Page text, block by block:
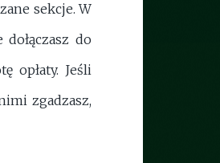
sekcje. W
do
opłaty. Jeśli
zgadzasz,